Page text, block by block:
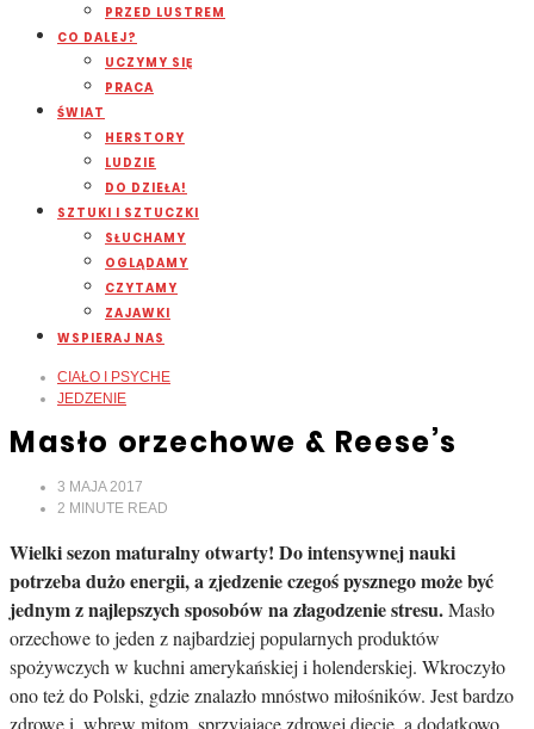
PRZED LUSTREM
CO DALEJ?
UCZYMY SIĘ
PRACA
ŚWIAT
HERSTORY
LUDZIE
DO DZIEŁA!
SZTUKI I SZTUCZKI
SŁUCHAMY
OGLĄDAMY
CZYTAMY
ZAJAWKI
WSPIERAJ NAS
CIAŁO I PSYCHE
JEDZENIE
Masło orzechowe & Reese’s
3 MAJA 2017
2 MINUTE READ
Wielki sezon maturalny otwarty! Do intensywnej nauki
potrzeba dużo energii, a zjedzenie czegoś pysznego może być
jednym z najlepszych sposobów na złagodzenie stresu.Masło
orzechowe to jeden z najbardziej popularnych produktów
spożywczych w kuchni amerykańskiej i holenderskiej. Wkroczyło
ono też do Polski, gdzie znalazło mnóstwo miłośników. Jest bardzo
zdrowe i, wbrew mitom, sprzyjające zdrowej diecie, a dodatkowo